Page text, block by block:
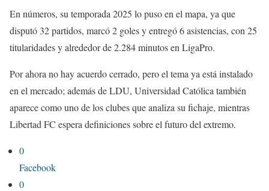
En números, su temporada 2025 lo puso en el mapa, ya que
disputó 32 partidos, marcó 2 goles y entregó 6 asistencias, con 25
titularidades y alrededor de 2.284 minutos en LigaPro.
Por ahora no hay acuerdo cerrado, pero el tema ya está instalado
en el mercado; además de LDU, Universidad Católica también
aparece como uno de los clubes que analiza su fichaje, mientras
Libertad FC espera definiciones sobre el futuro del extremo.
0
Facebook
0